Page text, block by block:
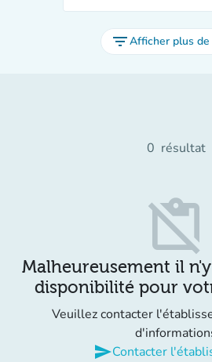
filter_listAfficher plus
0 résultat
content_paste_off
Malheureusement il
disponibilité pour
Veuillez contacter
sendContacter